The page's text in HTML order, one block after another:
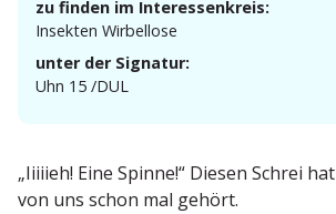
zu finden im Interessenkreis:
Insekten Wirbellose
unter der Signatur:
Uhn 15 /DUL
„Iiiiieh! Eine Spinne!“ Diesen Schrei
von uns schon mal gehört.